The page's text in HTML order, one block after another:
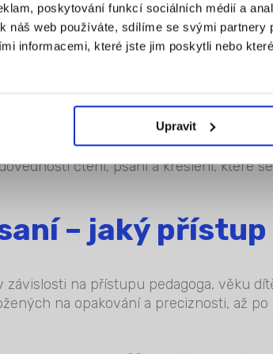
poskytování funkcí sociálních médií a
náš web používáte, sdílíme se svými partnery
informacemi, které jste jim poskytli nebo
Upravit
dětských výtvarných pomůcek.
pomůcky jsou pro děti vhodné? A v
zábavně
roli zde hraje především
čtení, psaní a kreslení, které
– jaký
na přístupu pedagoga, věku
na opakování a preciznosti, až po